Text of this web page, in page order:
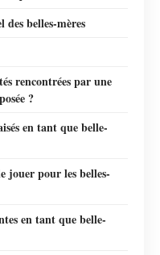
belles-mères
rencontrées par une
?
en tant que belle-
jouer pour les belles-
en tant que belle-